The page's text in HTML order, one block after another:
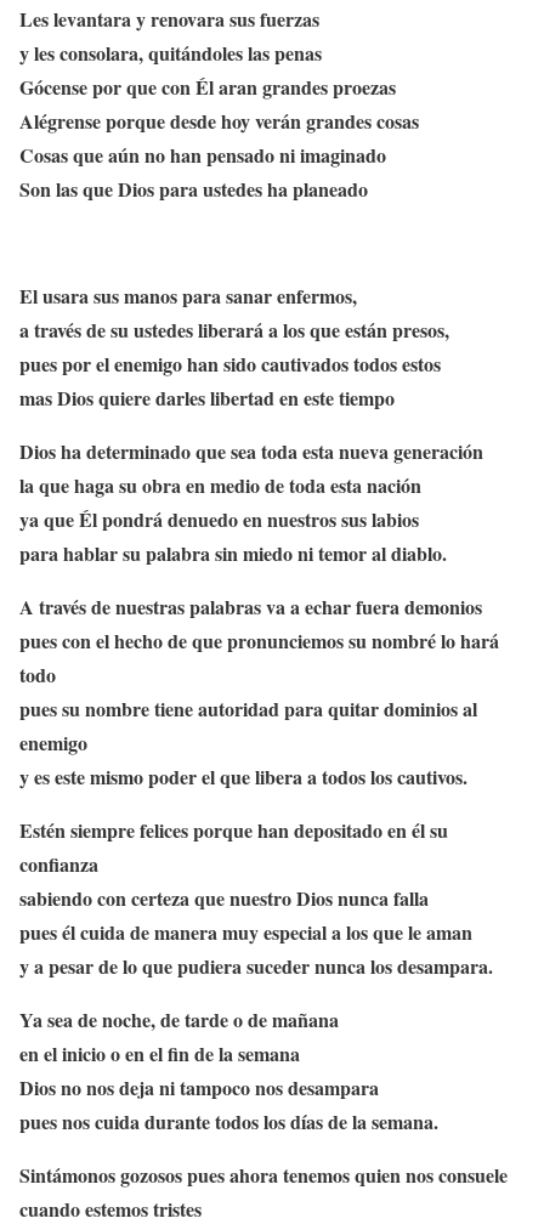
Les levantara y renovara sus fuerzas
y les consolara, quitándoles las penas
Gócense por que con Él aran grandes proezas
Alégrense porque desde hoy verán grandes cosas
Cosas que aún no han pensado ni imaginado
Son las que Dios para ustedes ha planeado
El usara sus manos para sanar enfermos,
a través de su ustedes liberará a los que están presos,
pues por el enemigo han sido cautivados todos estos
mas Dios quiere darles libertad en este tiempo
Dios ha determinado que sea toda esta nueva generación
la que haga su obra en medio de toda esta nación
ya que Él pondrá denuedo en nuestros sus labios
para hablar su palabra sin miedo ni temor al diablo.
A través de nuestras palabras va a echar fuera demonios
pues con el hecho de que pronunciemos su nombré lo hará
todo
pues su nombre tiene autoridad para quitar dominios al
enemigo
y es este mismo poder el que libera a todos los cautivos.
Estén siempre felices porque han depositado en él su
confianza
sabiendo con certeza que nuestro Dios nunca falla
pues él cuida de manera muy especial a los que le aman
y a pesar de lo que pudiera suceder nunca los desampara.
Ya sea de noche, de tarde o de mañana
en el inicio o en el fin de la semana
Dios no nos deja ni tampoco nos desampara
pues nos cuida durante todos los días de la semana.
Sintámonos gozosos pues ahora tenemos quien nos consuele
cuando estemos tristes